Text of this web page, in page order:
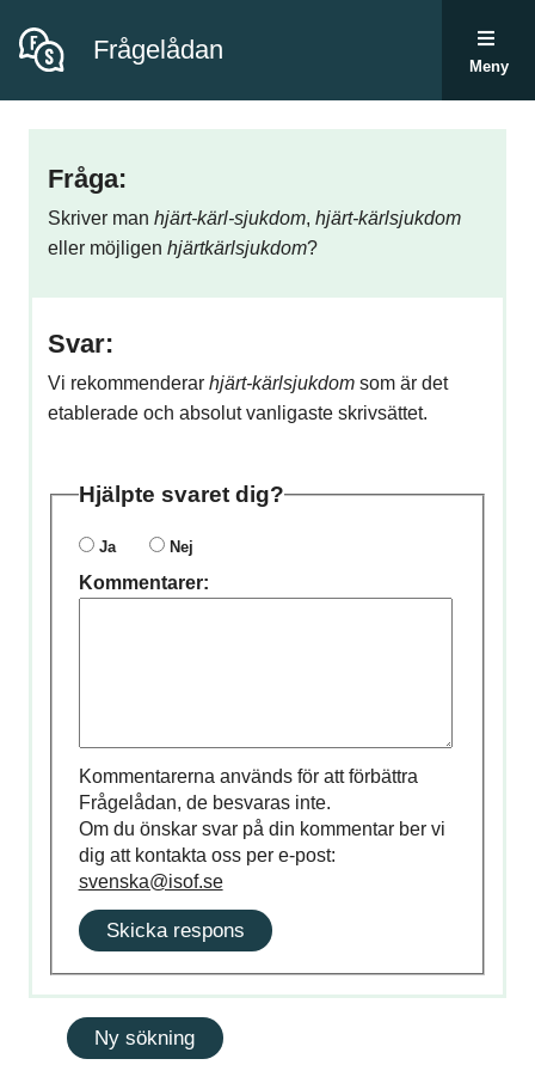
Frågelådan
Meny
Fråga:
Skriver man hjärt-kärl-sjukdom, hjärt-kärlsjukdom
eller möjligen hjärtkärlsjukdom?
Svar:
Vi rekommenderar hjärt-kärlsjukdomsom är det
etablerade och absolut vanligaste skrivsättet.
Hjälpte svaret dig?
Ja Nej
Kommentarer:
Kommentarerna används för att förbättra
Frågelådan, de besvaras inte.
Om du önskar svar på din kommentar ber vi
dig att kontakta oss per e-post:
svenska@isof.se
Skicka respons